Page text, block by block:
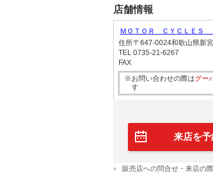
店舗情報
ＭＯＴＯＲ ＣＹＣＬＥＳ
住所〒647-0024和歌山県新
TEL 0735-21-6267
FAX
※お問い合わせの際はグー
す
来店を
販売店への問合せ・来店の